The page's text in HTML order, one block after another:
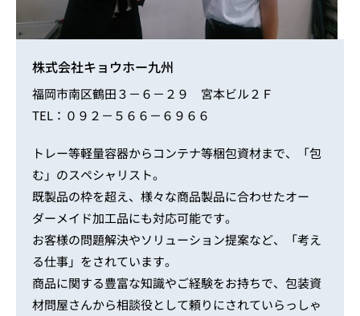
株式会社キョウホー九州
福岡市南区鶴田３－６－２９ 宮本ビル２Ｆ
TEL：０９２－５６６－６９６６
トレー等軽量容器からコンテナ等梱包資材まで、「包
む」のスペシャリスト。
既製品の枠を超え、様々な商品製品に合わせたオー
ダーメイド加工品にも対応可能です。
お客様の問題解決やソリューション提案など、「考え
る仕事」をされています。
商品に関する豊富な知識やご経験をお持ちで、包装資
材問屋さんから相談役として頼りにされていらっしゃ